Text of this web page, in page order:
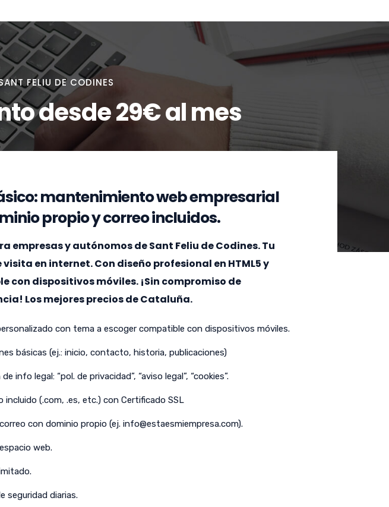
FELIU DE CODINES
desde 29€ al mes
mantenimiento web empresarial
propio y correo incluidos.
empresas y autónomos de Sant Feliu de Codines. Tu
en internet. Con diseño profesional en HTML5 y
con dispositivos móviles. ¡Sin compromiso de
Los mejores precios de Cataluña.
con tema a escoger compatible con dispositivos móviles.
básicas (ej.: inicio, contacto, historia, publicaciones)
info legal: “pol. de privacidad”, “aviso legal”, “cookies”.
incluido (.com, .es, etc.) con Certificado SSL
con dominio propio (ej. info@estaesmiempresa.com).
web.
seguridad diarias.